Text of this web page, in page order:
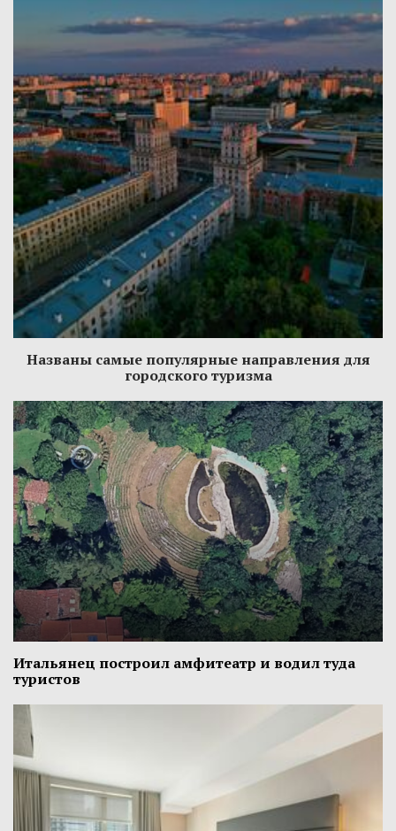
Названы самые популярные направления для
городского туризма
Итальянец построил амфитеатр и водил туда
туристов